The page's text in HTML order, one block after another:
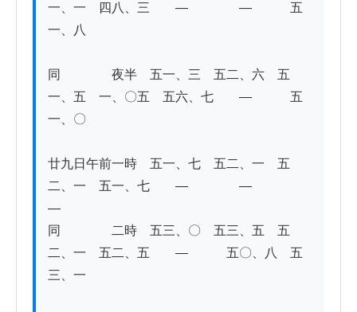
一、一　四八、三　　―　　　　―　　　五
一、八
同　　　　夜半　五一、三　五二、六　五
一、五　一、〇五　五六、七　　―　　　五
一、〇
廿九日午前一時　五一、七　五二、一　五
二、一　五一、七　　―　　　　―
―
同　　　　二時　五三、〇　五三、五　五
二、一　五二、五　　―　　　五〇、八　五
三、一